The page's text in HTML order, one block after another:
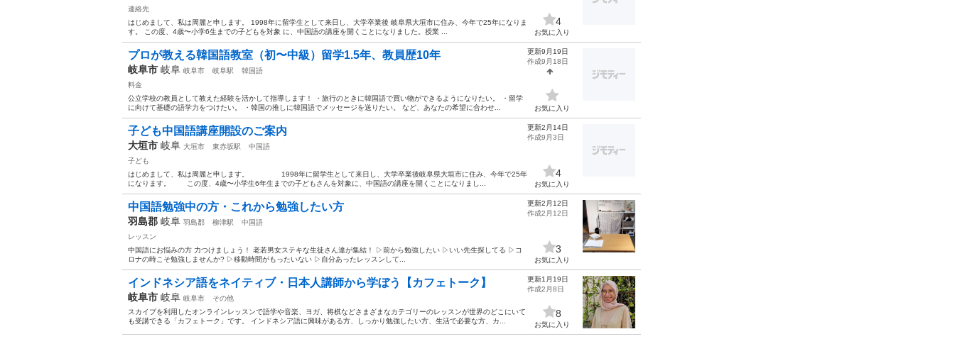
連絡先
はじめまして、私は周麗と申します。 1998年に留学生として来日し、大学卒業後 岐阜県大垣市に住み、今年で25年になりま
す。 この度、4歳〜小学6生までの子どもを対象 に、中国語の講座を開くことになりました。授業 ...
4
お気に入り
プロが教える韓国語教室（初〜中級）留学1.5年、教員歴10年
岐阜市 岐阜 岐阜市 岐阜駅
韓国語
料金
公立学校の教員として教えた経験を活かして指導します！ ・旅行のときに韓国語で買い物ができるようになりたい。 ・留学
に向けて基礎の語学力をつけたい。 ・韓国の推しに韓国語でメッセージを送りたい。 など、あなたの希望に合わせ...
更新9月19日
作成9月18日
お気に入り
子ども中国語講座開設のご案内
大垣市 岐阜 大垣市 東赤坂駅
中国語
子ども
はじめまして、私は周麗と申します。 1998年に留学生として来日し、大学卒業後岐阜県大垣市に住み、今年で25年
になります。 この度、4歳〜小学生6年生までの子どもさんを対象に、中国語の講座を開くことになりまし...
更新2月14日
作成9月3日
4
お気に入り
中国語勉強中の方・これから勉強したい方
羽島郡 岐阜 羽島郡 柳津駅
中国語
レッスン
中国語にお悩みの方 力つけましょう！ 老若男女ステキな生徒さん達が集結！ ▷前から勉強したい ▷いい先生探してる ▷コ
ロナの時こそ勉強しませんか? ▷移動時間がもったいない ▷自分あったレッスンして...
更新2月12日
作成2月12日
3
お気に入り
インドネシア語をネイティブ・日本人講師から学ぼう【カフェトーク】
岐阜市 岐阜 岐阜市
その他
スカイプを利用したオンラインレッスンで語学や音楽、ヨガ、将棋などさまざまなカテゴリーのレッスンが世界のどこにいて
も受講できる「カフェトーク」です。 インドネシア語に興味がある方、しっかり勉強したい方、生活で必要な方、カ...
更新1月19日
作成2月8日
8
お気に入り